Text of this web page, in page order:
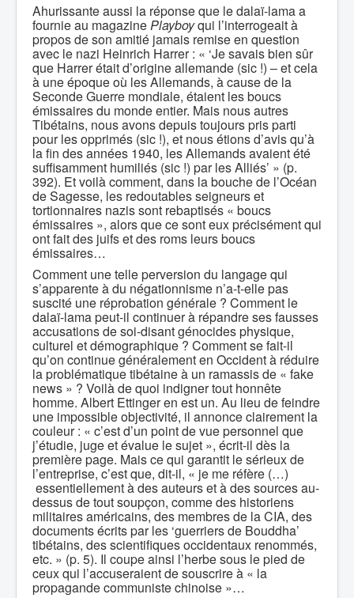
Ahurissante aussi la réponse que le dalaï-lama a
fournie au magazinePlayboyqui l’interrogeait à
propos de son amitié jamais remise en question
avec le nazi Heinrich Harrer : « ‘Je savais bien sûr
que Harrer était d’origine allemande (sic !) – et cela
à une époque où les Allemands, à cause de la
Seconde Guerre mondiale, étaient les boucs
émissaires du monde entier. Mais nous autres
Tibétains, nous avons depuis toujours pris parti
pour les opprimés (sic !), et nous étions d’avis qu’à
la fin des années 1940, les Allemands avaient été
suffisamment humiliés (sic !) par les Alliés’ » (p.
392). Et voilà comment, dans la bouche de l’Océan
de Sagesse, les redoutables seigneurs et
tortionnaires nazis sont rebaptisés « boucs
émissaires », alors que ce sont eux précisément qui
ont fait des juifs et des roms leurs boucs
émissaires…
Comment une telle perversion du langage qui
s’apparente à du négationnisme n’a-t-elle pas
suscité une réprobation générale ? Comment le
dalaï-lama peut-il continuer à répandre ses fausses
accusations de soi-disant génocides physique,
culturel et démographique ? Comment se fait-il
qu’on continue généralement en Occident à réduire
la problématique tibétaine à un ramassis de « fake
news » ? Voilà de quoi indigner tout honnête
homme. Albert Ettinger en est un. Au lieu de feindre
une impossible objectivité, il annonce clairement la
couleur : « c’est d’un point de vue personnel que
j’étudie, juge et évalue le sujet », écrit-il dès la
première page. Mais ce qui garantit le sérieux de
l’entreprise, c’est que, dit-il, « je me réfère (…)
essentiellement à des auteurs et à des sources au-
dessus de tout soupçon, comme des historiens
militaires américains, des membres de la CIA, des
documents écrits par les ‘guerriers de Bouddha’
tibétains, des scientifiques occidentaux renommés,
etc. » (p. 5). Il coupe ainsi l’herbe sous le pied de
ceux qui l’accuseraient de souscrire à « la
propagande communiste chinoise »…